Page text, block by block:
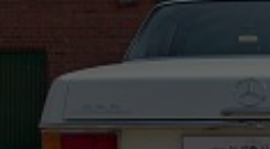
+49 151 / 54 66 66 80